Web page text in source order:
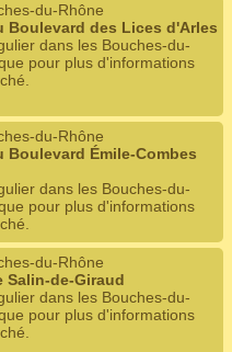
du-Rhône
Boulevard des Lices d'Arles
dans les Bouches-du-
pour plus d'informations
du-Rhône
Boulevard Émile-Combes
dans les Bouches-du-
pour plus d'informations
du-Rhône
Salin-de-Giraud
dans les Bouches-du-
pour plus d'informations